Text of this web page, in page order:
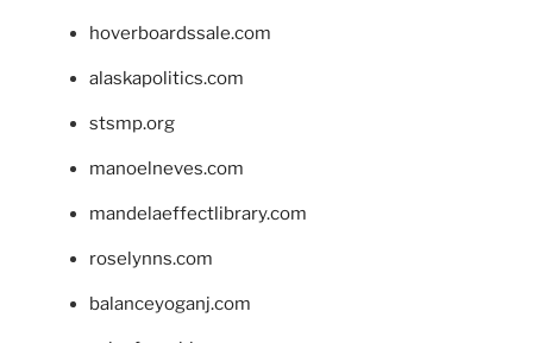
hoverboardssale.com
alaskapolitics.com
stsmp.org
manoelneves.com
mandelaeffectlibrary.com
roselynns.com
balanceyoganj.com